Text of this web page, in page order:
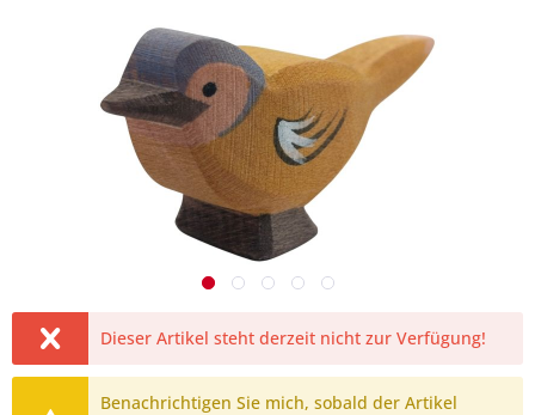
Dieser Artikel steht derzeit nicht zur Verfügung!
Benachrichtigen Sie mich, sobald der Artikel